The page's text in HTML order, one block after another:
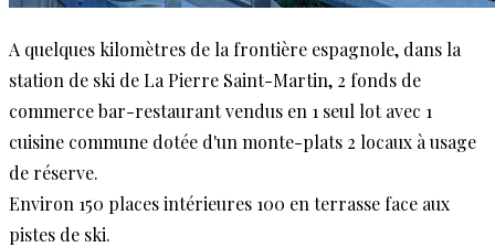
A quelques kilomètres de la frontière espagnole, dans la
station de ski de La Pierre Saint-Martin, 2 fonds de
commerce bar-restaurant vendus en 1 seul lot avec 1
cuisine commune dotée d'un monte-plats 2 locaux à usage
de réserve.
Environ 150 places intérieures 100 en terrasse face aux
pistes de ski.